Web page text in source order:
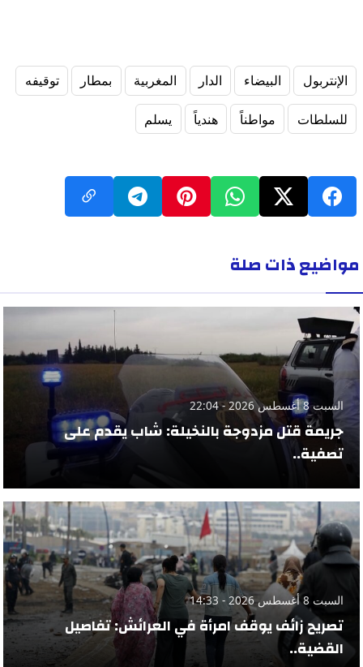
الإنتربول البيضاء الدار المغربية بمطار توقيفه
للسلطات مواطناً هندياً يسلم
مواضيع ذات صلة
السبت 8 أغسطس 2026 - 22:04
جريمة قتل مزدوجة بالنخيلة: شاب يقدم على
تصفية..
السبت 8 أغسطس 2026 - 14:33
تصريح زائف يوقف امرأة في العرائش: تفاصيل
القضية..